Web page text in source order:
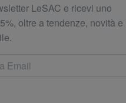
LeSAC e ricevi uno
oltre a tendenze, novità e